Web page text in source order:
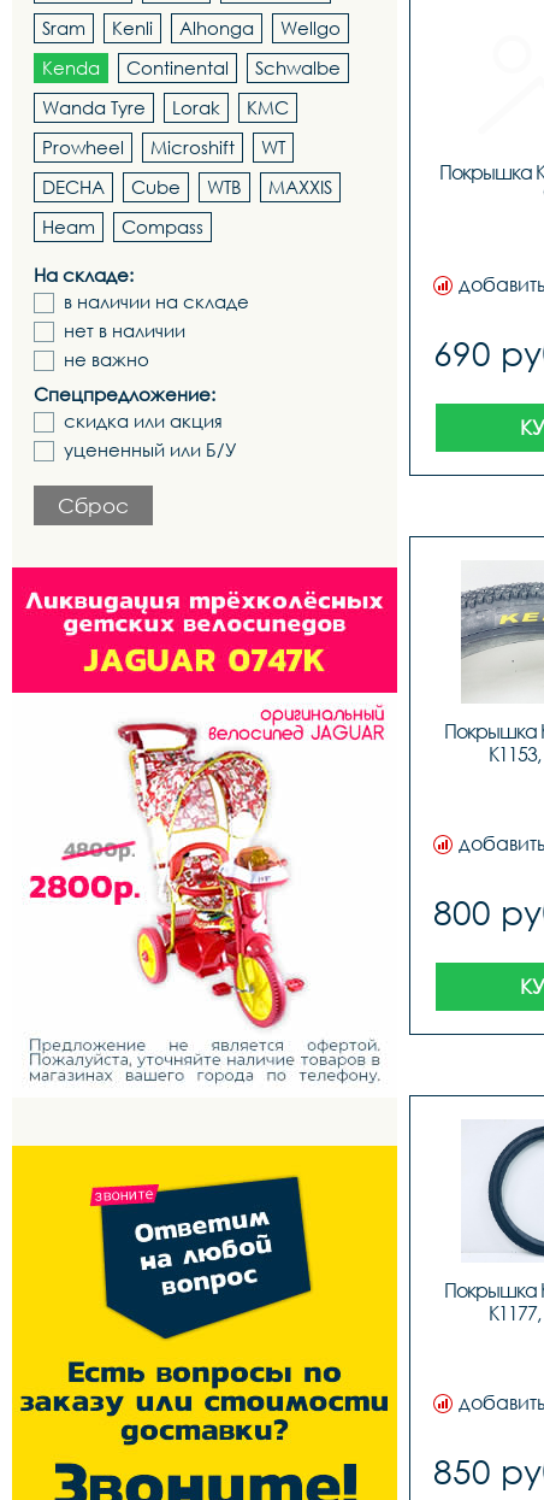
Sram
Kenli Alhonga
Wellgo
Kenda
Continental
Schwalbe
Wanda Tyre
Lorak
KMC
Prowheel
Microshift
WT
DECHA
Cube WTB
MAXXIS
Heam
Compass
На складе:
в наличии на складе
нет в наличии
не важно
Спецпредложение:
скидка или акция
уцененный или Б/У
Сброс
Покрышка
690
Покрышка
800
Покрышка
850